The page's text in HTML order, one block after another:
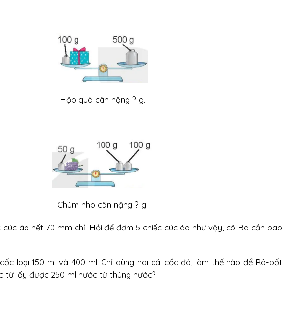
Hộp quà cân nặng ? g.
Chùm nho cân nặng ? g.
cúc áo hết 70 mm chỉ. Hỏi để đơm 5 chiếc cúc áo như vậy, cô Ba cần bao
loại 150 ml và 400 ml. Chỉ dùng hai cái cốc đó, làm thế nào để Rô-bốt
từ lấy được 250 ml nước từ thùng nước?